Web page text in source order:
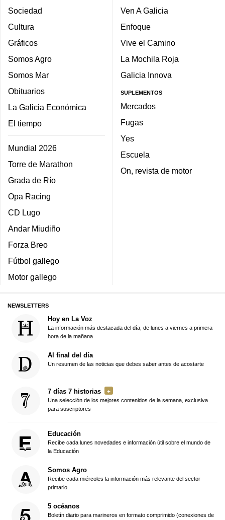
Sociedad
Cultura
Gráficos
Somos Agro
Somos Mar
Obituarios
La Galicia Económica
El tiempo
Mundial 2026
Torre de Marathon
Grada de Río
Opa Racing
CD Lugo
Andar Miudiño
Forza Breo
Fútbol gallego
Motor gallego
Ven A Galicia
Enfoque
Vive el Camino
La Mochila Roja
Galicia Innova
SUPLEMENTOS
Mercados
Fugas
Yes
Escuela
On, revista de motor
NEWSLETTERS
Hoy en La Voz
La información más destacada del día, de lunes a viernes a primera
hora de la mañana
Al final del día
Un resumen de las noticias que debes saber antes de acostarte
7 días 7 historias
Una selección de los mejores contenidos de la semana, exclusiva
para suscriptores
Educación
Recibe cada lunes novedades e información útil sobre el mundo de
la Educación
Somos Agro
Recibe cada miércoles la información más relevante del sector
primario
5 océanos
Boletín diario para marineros en formato comprimido (conexiones de